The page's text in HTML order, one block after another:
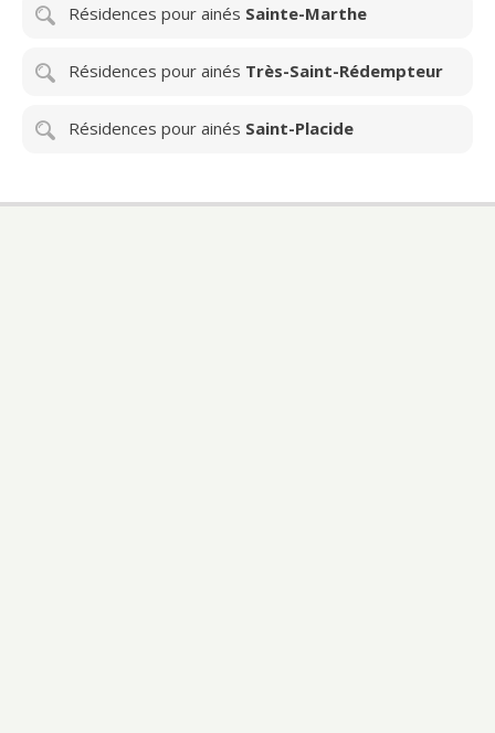
Résidences pour ainés Sainte-Marthe
Résidences pour ainés Très-Saint-Rédempteur
Résidences pour ainés Saint-Placide